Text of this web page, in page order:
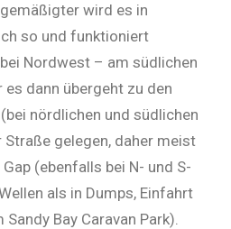
wird es in
so und funktioniert
Nordwest – am südlichen
es dann übergeht zu den
nördlichen und südlichen
Straße gelegen, daher meist
(ebenfalls bei N- und S-
als in Dumps, Einfahrt
Bay Caravan Park).